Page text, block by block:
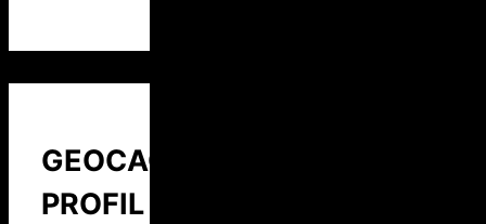
GEOCACHING
PROFIL